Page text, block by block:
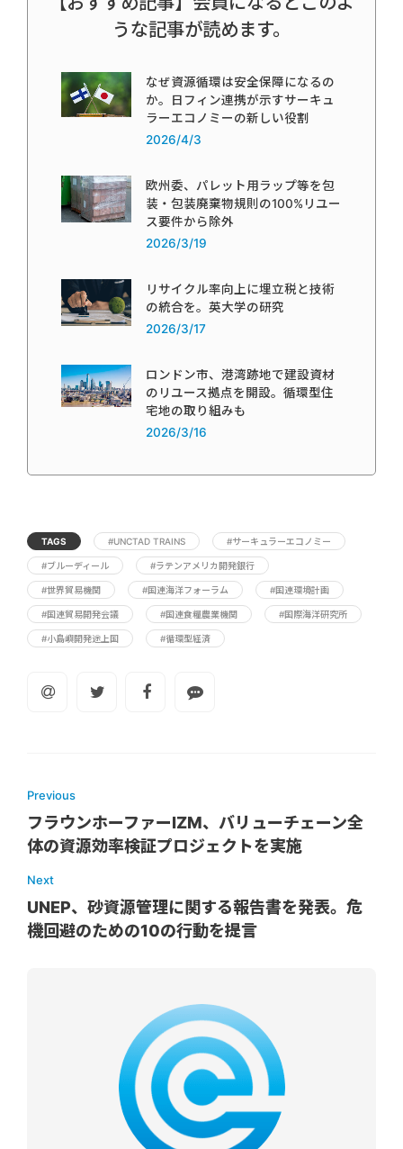
うな記事が読めます。
なぜ資源循環は安全保障になるの
か。日フィン連携が示すサーキュ
ラーエコノミーの新しい役割
2026/4/3
欧州委、パレット用ラップ等を包
装・包装廃棄物規則の100%リユー
ス要件から除外
2026/3/19
リサイクル率向上に埋立税と技術
の統合を。英大学の研究
2026/3/17
ロンドン市、港湾跡地で建設資材
のリユース拠点を開設。循環型住
宅地の取り組みも
2026/3/16
TAGS #UNCTAD TRAINS #サーキュラーエコノミー
#ブルーディール #ラテンアメリカ開発銀行
#世界貿易機関 #国連海洋フォーラム #国連環境計画
#国連貿易開発会議 #国連食糧農業機関 #国際海洋研究所
#小島嶼開発途上国 #循環型経済
Previous
フラウンホーファーIZM、バリューチェーン全
体の資源効率検証プロジェクトを実施
Next
UNEP、砂資源管理に関する報告書を発表。危
機回避のための10の行動を提言